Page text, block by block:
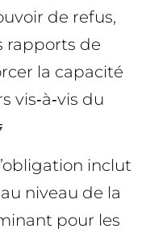
de refus,
rapports de
la capacité
vis‑à‑vis du
inclut
niveau de la
pour les